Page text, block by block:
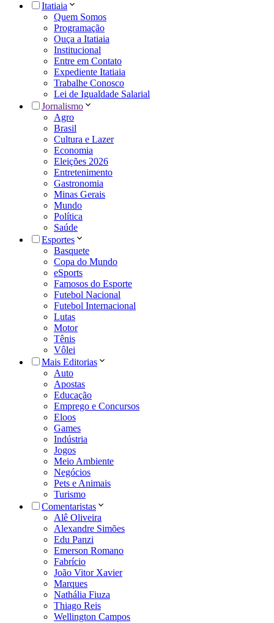
Itatiaia
Quem Somos
Programação
Ouça a Itatiaia
Institucional
Entre em Contato
Expediente Itatiaia
Trabalhe Conosco
Lei de Igualdade Salarial
Jornalismo
Agro
Brasil
Cultura e Lazer
Economia
Eleições 2026
Entretenimento
Gastronomia
Minas Gerais
Mundo
Política
Saúde
Esportes
Basquete
Copa do Mundo
eSports
Famosos do Esporte
Futebol Nacional
Futebol Internacional
Lutas
Motor
Tênis
Vôlei
Mais Editorias
Auto
Apostas
Educação
Emprego e Concursos
Eloos
Games
Indústria
Jogos
Meio Ambiente
Negócios
Pets e Animais
Turismo
Comentaristas
Alê Oliveira
Alexandre Simões
Edu Panzi
Emerson Romano
Fabrício
João Vitor Xavier
Marques
Nathália Fiuza
Thiago Reis
Wellington Campos